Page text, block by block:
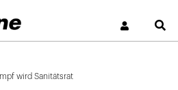
wird Sanitätsrat